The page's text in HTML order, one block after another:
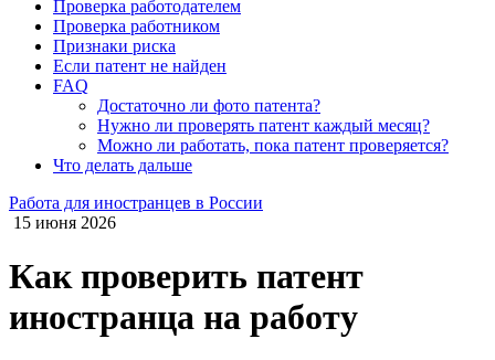
Проверка работодателем
Проверка работником
Признаки риска
Если патент не найден
FAQ
Достаточно ли фото патента?
Нужно ли проверять патент каждый месяц?
Можно ли работать, пока патент проверяется?
Что делать дальше
Работа для иностранцев в России
15 июня 2026
Как проверить патент
иностранца на работу